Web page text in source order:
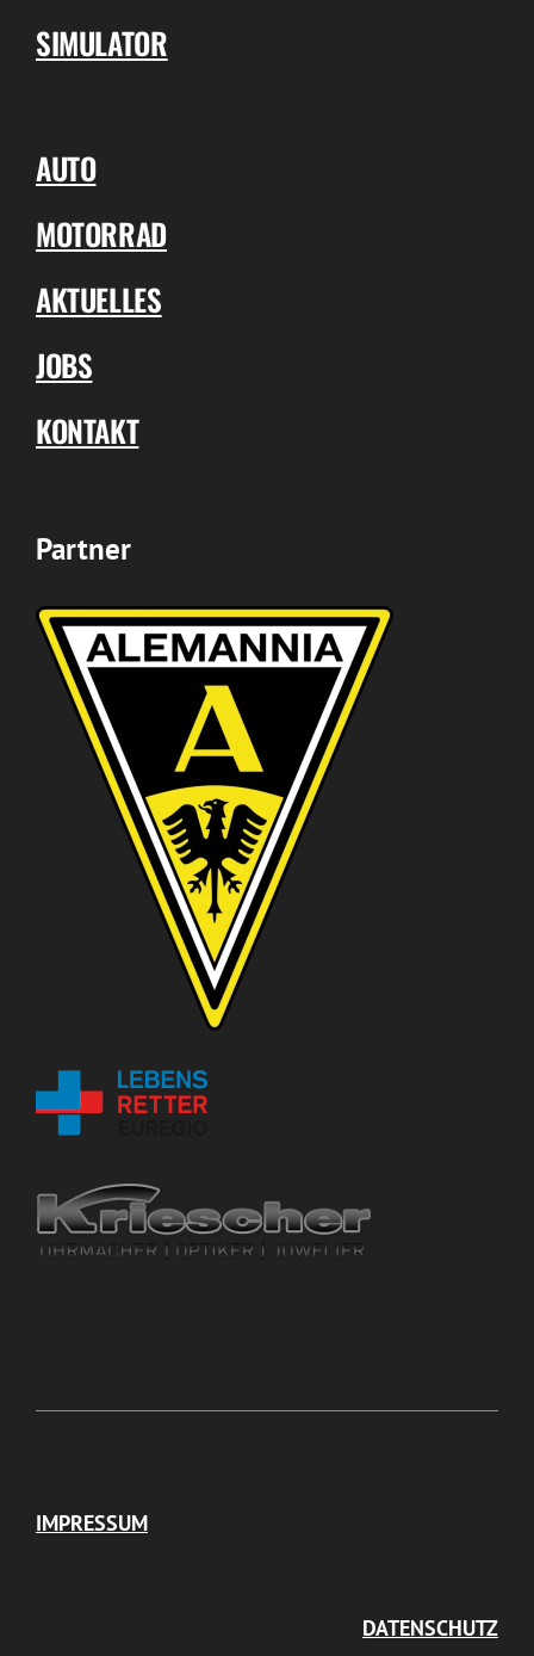
SIMULATOR
AUTO
MOTORRAD
AKTUELLES
JOBS
KONTAKT
Partner
IMPRESSUM
DATENSCHUTZ